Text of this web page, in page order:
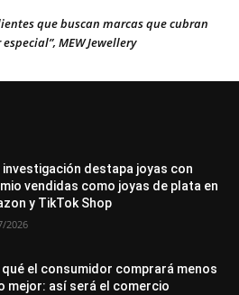
que buscan marcas que cubran
MEW Jewellery
investigación destapa joyas con
vendidas como joyas de plata en
y TikTok Shop
2026
qué el consumidor comprará menos
mejor: así será el comercio